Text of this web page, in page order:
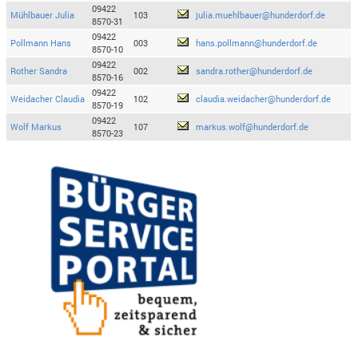
Mühlbauer Julia
09422
8570-31
103 julia.muehlbauer@hunderdorf.de
Pollmann Hans
09422
8570-10
003 hans.pollmann@hunderdorf.de
Rother Sandra
09422
8570-16
002 sandra.rother@hunderdorf.de
Weidacher Claudia
09422
8570-19
102 claudia.weidacher@hunderdorf.de
Wolf Markus
09422
8570-23
107 markus.wolf@hunderdorf.de